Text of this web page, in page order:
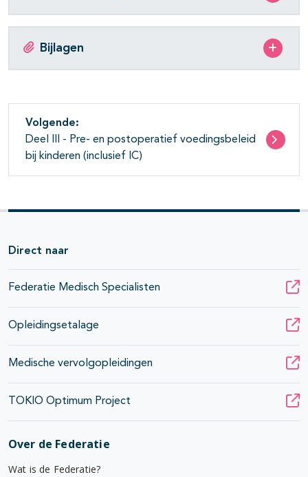
Bijlagen
Volgende:
Deel III - Pre- en postoperatief voedingsbeleid
bij kinderen (inclusief IC)
Direct naar
Federatie Medisch Specialisten
Opleidingsetalage
Medische vervolgopleidingen
TOKIO Optimum Project
Over de Federatie
Wat is de Federatie?